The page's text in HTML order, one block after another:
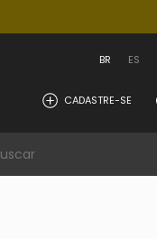
BR ES
CADASTRE-SE
Info